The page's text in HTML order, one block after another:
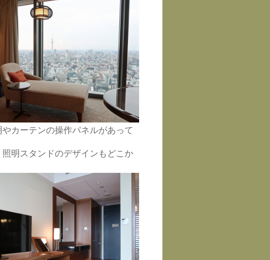
カーテンの操作パネルがあって
明スタンドのデザインもどこか